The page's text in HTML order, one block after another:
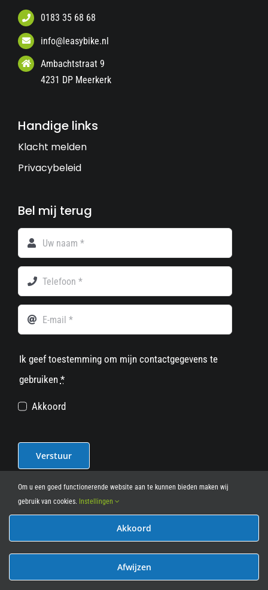
0183 35 68 68
info@leasybike.nl
Ambachtstraat 9
4231 DP Meerkerk
Handige links
Klacht melden
Privacybeleid
Bel mij terug
Ik geef toestemming om mijn contactgegevens te
gebruiken *
Akkoord
Verstuur
© 2012 - 2026• Leasy Bike • All Rights Reserved • powered
Om u een goed functionerende website aan te kunnen bieden maken wij
gebruik van cookies. Instellingen
Akkoord
Afwijzen